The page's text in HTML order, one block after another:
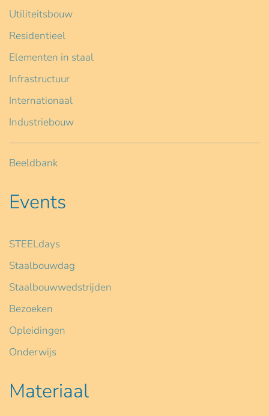
Utiliteitsbouw
Residentieel
Elementen in staal
Infrastructuur
Internationaal
Industriebouw
Beeldbank
Events
STEELdays
Staalbouwdag
Staalbouwwedstrijden
Bezoeken
Opleidingen
Onderwijs
Materiaal